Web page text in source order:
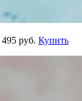
495 руб. Купить